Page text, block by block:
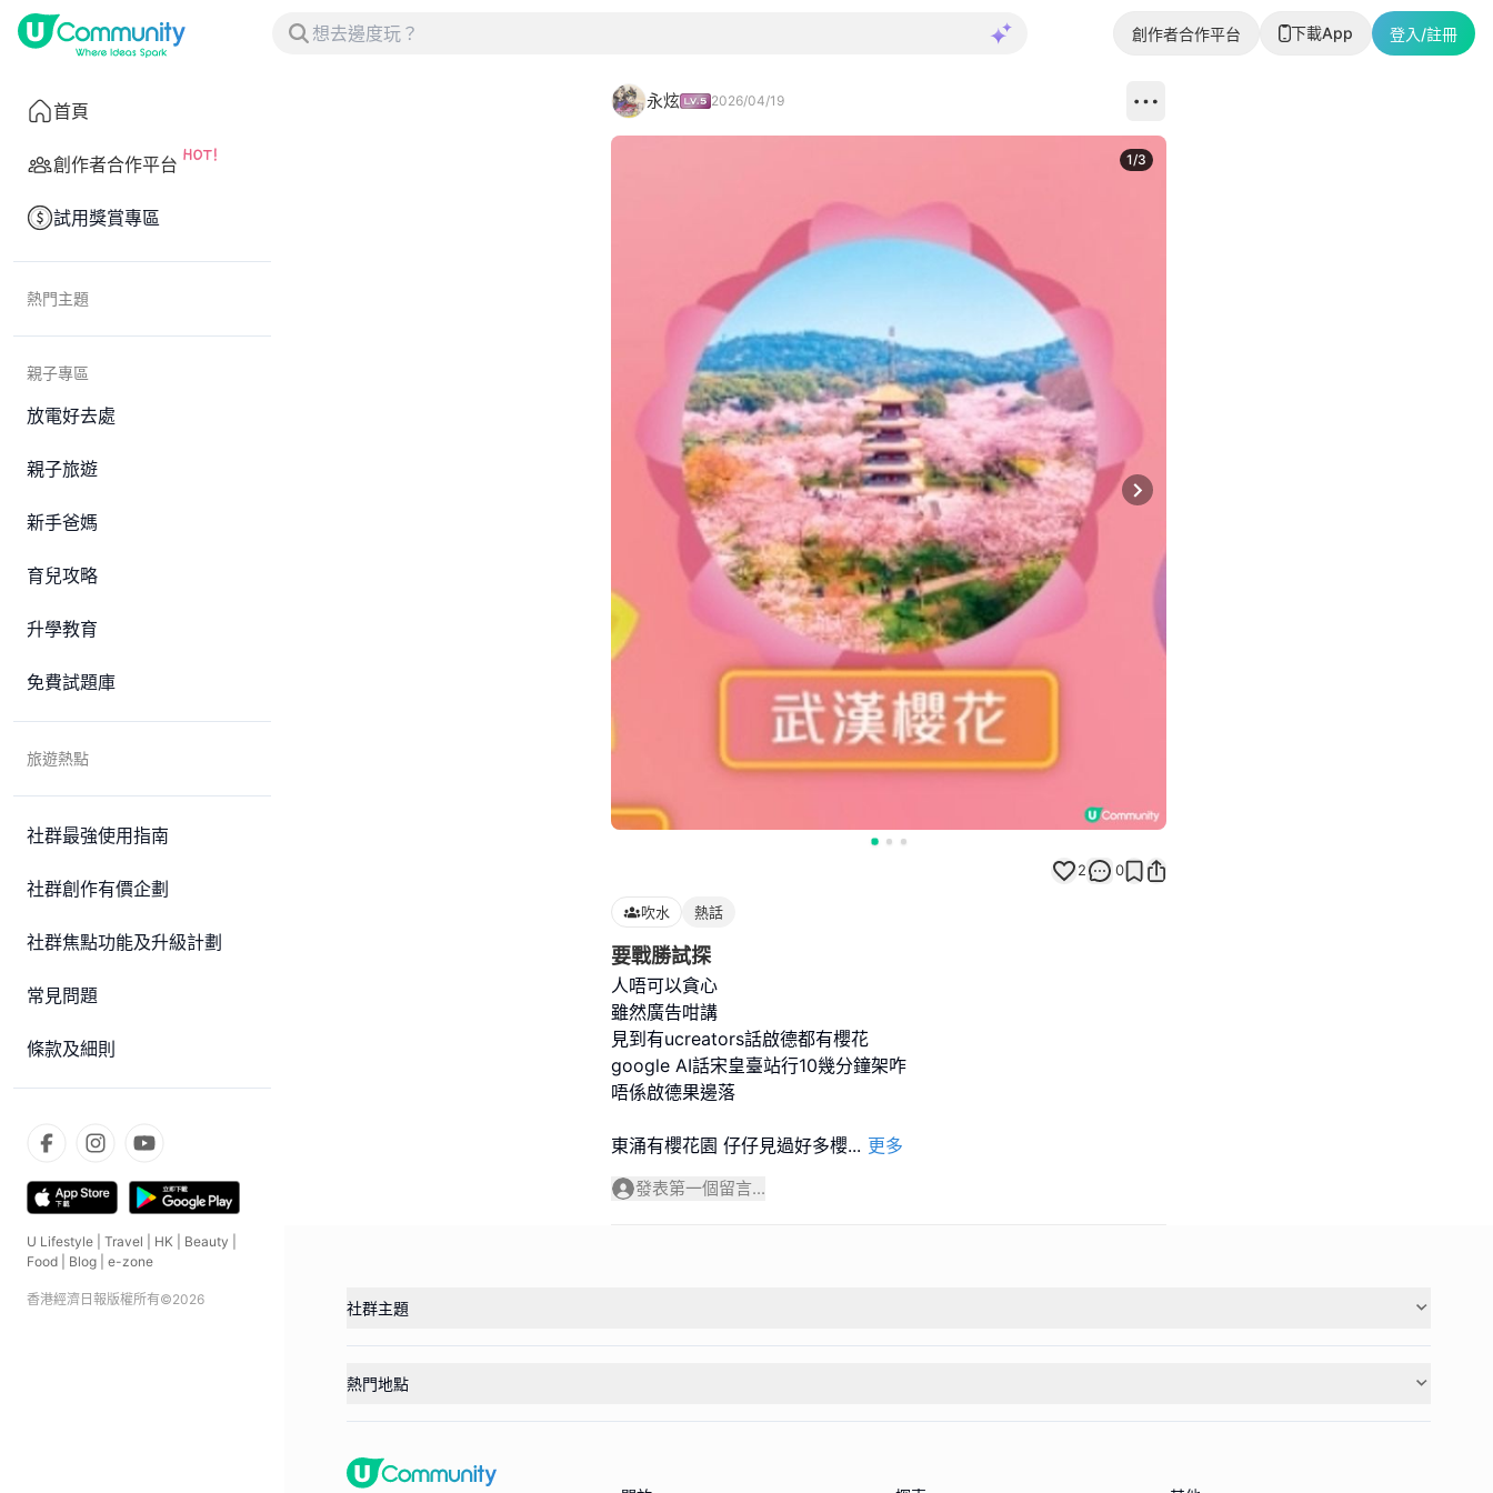
創作者合作平台 下載App 登入/註冊
首頁
創作者合作平台
試用獎賞專區
熱門主題
親子專區
放電好去處
親子旅遊
新手爸媽
育兒攻略
升學教育
免費試題庫
旅遊熱點
社群最強使用指南
社群創作有價企劃
社群焦點功能及升級計劃
常見問題
條款及細則
U Lifestyle Travel HK Beauty
Food
Blog e-zone
香港經濟日報版權所有©2026
永炫 2026/04/19
Next slide
1/3
2 0
吹水 熱話
要戰勝試探
人唔可以貪心
雖然廣告咁講
見到有ucreators話啟德都有櫻花
google AI話宋皇臺站行10幾分鐘架咋
唔係啟德果邊落
東涌有櫻花園 仔仔見過好多櫻... 更多
發表第一個留言...
社群主題
熱門地點